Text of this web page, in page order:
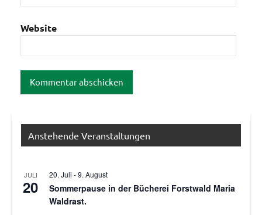
Website
Anstehende Veranstaltungen
JULI
20
20. Juli -9. August
Sommerpause in der Bücherei Forstwald Maria
Waldrast.